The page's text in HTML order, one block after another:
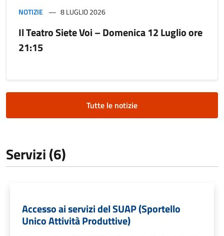
NOTIZIE 8 LUGLIO 2026
Il Teatro Siete Voi – Domenica 12 Luglio ore
21:15
Tutte le notizie
Servizi (6)
Accesso ai servizi del SUAP (Sportello
Unico Attività Produttive)